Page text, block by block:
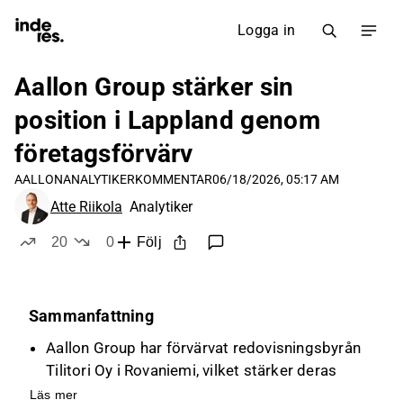
Logga in
Aallon Group stärker sin
position i Lappland genom
företagsförvärv
AALLONANALYTIKERKOMMENTAR06/18/2026, 05:17 AM
Atte Riikola Analytiker
20
0
Följ
Sammanfattning
Aallon Group har förvärvat redovisningsbyrån
Tilitori Oy i Rovaniemi, vilket stärker deras
position i Lappland och möjliggör
Läs mer